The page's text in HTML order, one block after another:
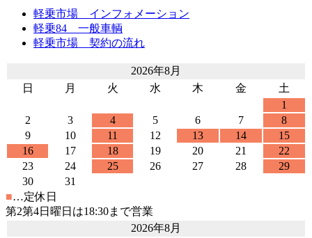
軽乗市場 インフォメーション
軽乗84 一般車輌
軽乗市場 契約の流れ
2026年8月
日
月 火 水 木 金
土
1
2
3 4 5 6 7
8
9
10 11 12 13 14
15
16
17 18 19 20 21
22
23
24 25 26 27 28
29
30
31
■…定休日
第2第4日曜日は18:30まで営業
2026年8月